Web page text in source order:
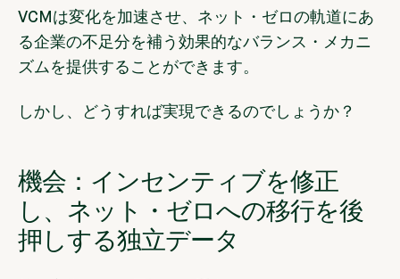
VCMは変化を加速させ、ネット・ゼロの軌道にあ
る企業の不足分を補う効果的なバランス・メカニ
ズムを提供することができます。
しかし、どうすれば実現できるのでしょうか？
機会：インセンティブを修正
し、ネット・ゼロへの移行を後
押しする独立データ